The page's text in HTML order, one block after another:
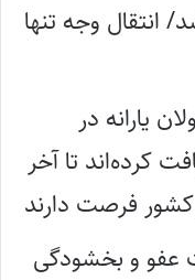
انتقال وجه تنها
یارانه در
کرده‌اند تا آخر
فرصت دارند
عفو و بخشودگی